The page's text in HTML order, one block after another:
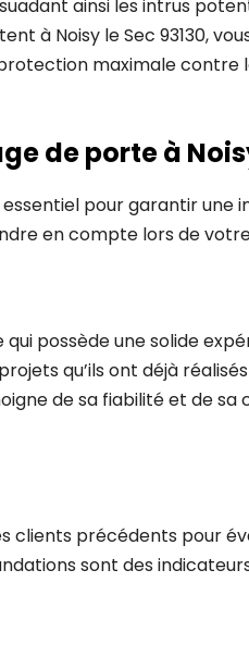
ainsi les intrus
à Noisy le Sec 93130,
maximale contre
de porte à
pour garantir une
en compte lors de
possède une solide
qu’ils ont déjà réalisés
de sa fiabilité et de sa
clients précédents pour
sont des